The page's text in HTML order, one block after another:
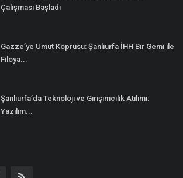
Çalışması Başladı
Gazze’ye Umut Köprüsü: Şanlıurfa İHH Bir Gemi ile
Filoya...
Şanlıurfa’da Teknoloji ve Girişimcilik Atılımı:
Yazılım...